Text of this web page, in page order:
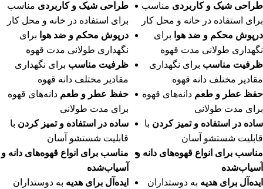
طراحی شیک و کاربردی مناسب
برای استفاده در خانه و محل کار
درپوش محکم و ضد هوا برای
نگهداری طولانی مدت قهوه
ظرفیت مناسب برای نگهداری
مقادیر مختلف دانه قهوه
حفظ عطر و طعم دانه‌های قهوه
برای مدت طولانی
ساده در استفاده و تمیز کردن با
قابلیت شستشو آسان
مناسب برای انواع قهوه‌های دانه و
آسیاب‌شده
ایده‌آل برای هدیه به دوستداران
طراحی شیک و کاربردی مناسب
برای استفاده در خانه و محل کار
درپوش محکم و ضد هوا برای
نگهداری طولانی مدت قهوه
ظرفیت مناسب برای نگهداری
مقادیر مختلف دانه قهوه
حفظ عطر و طعم دانه‌های قهوه
برای مدت طولانی
ساده در استفاده و تمیز کردن با
قابلیت شستشو آسان
مناسب برای انواع قهوه‌های دانه و
آسیاب‌شده
ایده‌آل برای هدیه به دوستداران